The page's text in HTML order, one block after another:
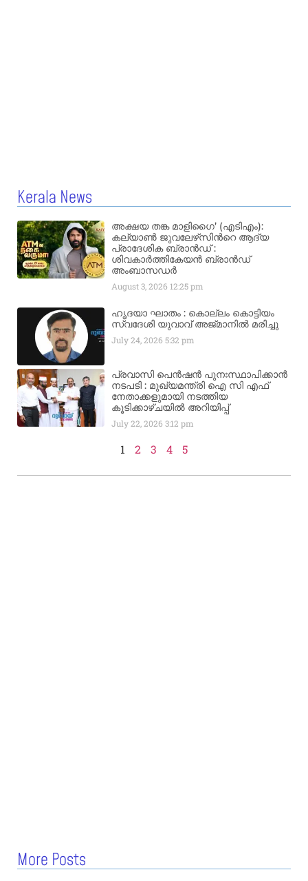
Kerala News
അക്ഷയ തങ്ക മാളിഗൈ’ (എടിഎം):
കല്യാണ്‍ ജുവലേഴ്‌സിന്‍റെ ആദ്യ
പ്രാദേശിക ബ്രാന്‍ഡ് :
ശിവകാര്‍ത്തികേയന്‍ ബ്രാന്‍ഡ്
അംബാസഡര്‍
August 3, 2026 12:25 pm
ഹൃദയാ ഘാതം : കൊല്ലം കൊട്ടിയം
സ്വദേശി യുവാവ് അജ്മാനിൽ മരിച്ചു
July 24, 20265:32 pm
പ്രവാസി പെൻഷൻ പുനഃസ്ഥാപിക്കാൻ
നടപടി : മുഖ്യമന്ത്രി ഐ സി എഫ്
നേതാക്കളുമായി നടത്തിയ
കൂടിക്കാഴ്ചയിൽ അറിയിപ്പ്
July 22, 20263:12 pm
1 2 3 4 5
More Posts